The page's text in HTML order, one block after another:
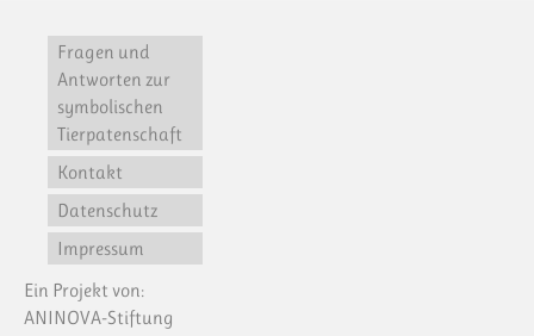
Fragen und
Antworten zur
symbolischen
Tierpatenschaft
Kontakt
Datenschutz
Impressum
Ein Projekt von:
ANINOVA-Stiftung